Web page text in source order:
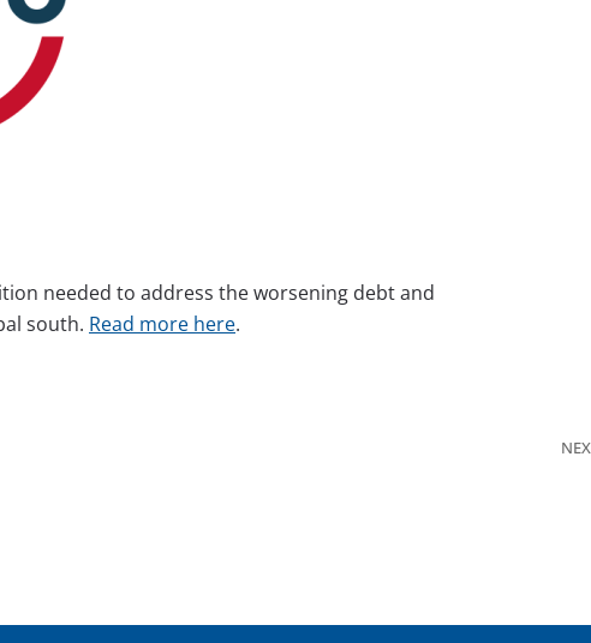
needed to address the worsening debt and
south. Read more here.